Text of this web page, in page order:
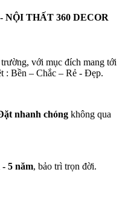
THẤT 360 DECOR
với mục đích mang tới
: Bền – Chắc – Rẻ - Đẹp.
nhanh chóng không qua
- 5 năm, bảo trì trọn đời.